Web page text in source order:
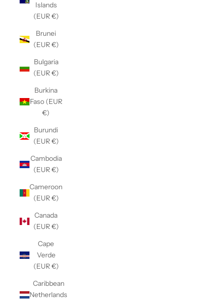
Islands
(EUR €)
Brunei
(EUR €)
Bulgaria
(EUR €)
Burkina
Faso (EUR
€)
Burundi
(EUR €)
Cambodia
(EUR €)
Cameroon
(EUR €)
Canada
(EUR €)
Cape
Verde
(EUR €)
Caribbean
Netherlands